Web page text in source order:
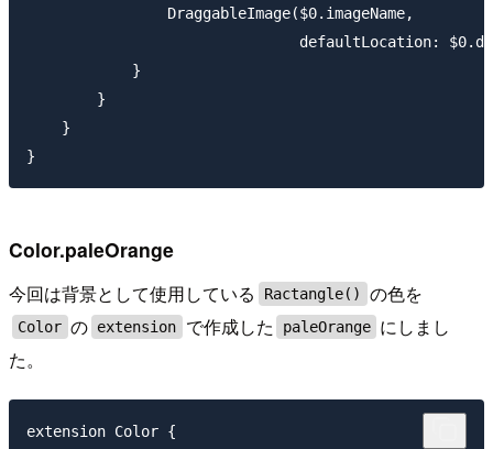
                DraggableImage($0.imageName,
defaultLocation:
            }
        }
    }
Color.paleOrange
今回は背景として使用している Ractangle() の色を
Color の extension で作成した paleOrange にしまし
た。
extension Color {